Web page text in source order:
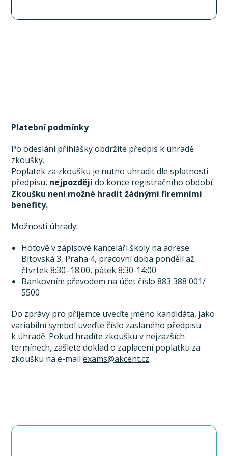
Platební podmínky
Po odeslání přihlášky obdržíte předpis k úhradě
zkoušky.
Poplatek za zkoušku je nutno uhradit dle splatnosti
předpisu, nejpozději do konce registračního období.
Zkoušku není možné hradit žádnými firemními
benefity.
Možnosti úhrady:
Hotově v zápisové kanceláři školy na adrese
Bítovská 3, Praha 4, pracovní doba pondělí až
čtvrtek 8:30–18:00, pátek 8:30-14:00
Bankovním převodem na účet číslo 883 388 001/
5500
Do zprávy pro příjemce uveďte jméno kandidáta, jako
variabilní symbol uveďte číslo zaslaného předpisu
k úhradě. Pokud hradíte zkoušku v nejzazších
termínech, zašlete doklad o zaplacení poplatku za
zkoušku na e-mailexams@akcent.cz.